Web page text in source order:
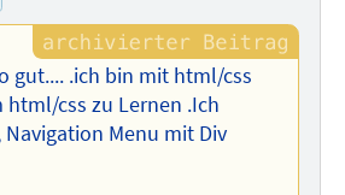
gut.... .ich bin mit html/css
css zu Lernen .Ich
Menu mit Div